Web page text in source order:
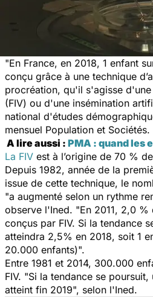
"En France, en 2018, 1 enfant
conçu grâce à une technique
procréation, qu'il s'agisse
(FIV) ou d'une insémination
national d'études
mensuel Population et Sociétés.
A lire aussi : PMA : quand les
La FIV est à l’origine de 70 %
Depuis 1982, année de la
issue de cette technique, le
"a augmenté selon un rythme
observe l'Ined. "En 2011, 2,0 %
conçus par FIV. Si la tendance
atteindra 2,5% en 2018, soit 1
20.000 enfants)".
Entre 1981 et 2014, 300.000
FIV. "Si la tendance se
atteint fin 2019", selon l'Ined.